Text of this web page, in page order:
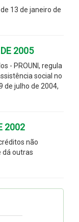
13 de janeiro de
2005
- PROUNI, regula
social no
de julho de 2004,
2002
não
dá outras